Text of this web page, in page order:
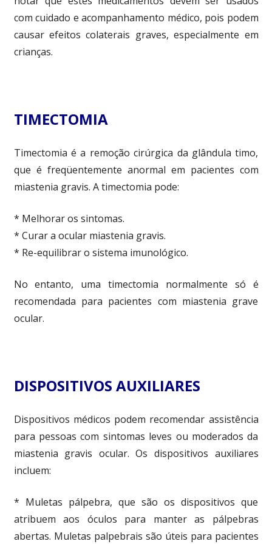
com cuidado e acompanhamento médico, pois podem
causar efeitos colaterais graves, especialmente em
crianças.
TIMECTOMIA
Timectomia é a remoção cirúrgica da glândula timo,
que é freqüentemente anormal em pacientes com
miastenia gravis. A timectomia pode:
* Melhorar os sintomas.
* Curar a ocular miastenia gravis.
* Re-equilibrar o sistema imunológico.
No entanto, uma timectomia normalmente só é
recomendada para pacientes com miastenia grave
ocular.
DISPOSITIVOS AUXILIARES
Dispositivos médicos podem recomendar assistência
para pessoas com sintomas leves ou moderados da
miastenia gravis ocular. Os dispositivos auxiliares
incluem:
* Muletas pálpebra, que são os dispositivos que
atribuem aos óculos para manter as pálpebras
abertas. Muletas palpebrais são úteis para pacientes